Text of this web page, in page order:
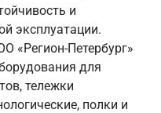
и
эксплуатации.
«Регион-Петербург»
для
тележки
полки и